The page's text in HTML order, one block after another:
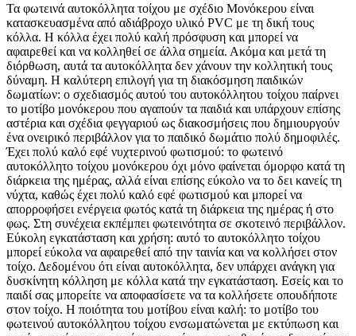
Τα φωτεινά αυτοκόλλητα τοίχου με σχέδιο Μονόκερου είναι
κατασκευασμένα από αδιάβροχο υλικό PVC με τη δική τους
κόλλα. Η κόλλα έχει πολύ καλή πρόσφυση και μπορεί να
αφαιρεθεί και να κολληθεί σε άλλα σημεία. Ακόμα και μετά τη
διόρθωση, αυτά τα αυτοκόλλητα δεν χάνουν την κολλητική τους
δύναμη. Η καλύτερη επιλογή για τη διακόσμηση παιδικών
δωματίων: ο σχεδιασμός αυτού του αυτοκόλλητου τοίχου παίρνει
το μοτίβο μονόκερου που αγαπούν τα παιδιά και υπάρχουν επίσης
αστέρια και σχέδια φεγγαριού ως διακοσμήσεις που δημιουργούν
ένα ονειρικό περιβάλλον για το παιδικό δωμάτιο πολύ δημοφιλές.
Έχει πολύ καλό εφέ νυχτερινού φωτισμού: το φωτεινό
αυτοκόλλητο τοίχου μονόκερου όχι μόνο φαίνεται όμορφο κατά τη
διάρκεια της ημέρας, αλλά είναι επίσης εύκολο να το δει κανείς τη
νύχτα, καθώς έχει πολύ καλό εφέ φωτισμού και μπορεί να
απορροφήσει ενέργεια φωτός κατά τη διάρκεια της ημέρας ή στο
φως. Στη συνέχεια εκπέμπει φωτεινότητα σε σκοτεινό περιβάλλον.
Εύκολη εγκατάσταση και χρήση: αυτό το αυτοκόλλητο τοίχου
μπορεί εύκολα να αφαιρεθεί από την ταινία και να κολλήσει στον
τοίχο. Δεδομένου ότι είναι αυτοκόλλητα, δεν υπάρχει ανάγκη για
δυσκίνητη κόλληση με κόλλα κατά την εγκατάσταση. Εσείς και το
παιδί σας μπορείτε να αποφασίσετε να τα κολλήσετε οπουδήποτε
στον τοίχο. Η ποιότητα του μοτίβου είναι καλή: το μοτίβο του
φωτεινού αυτοκόλλητου τοίχου ενσωματώνεται με εκτύπωση και